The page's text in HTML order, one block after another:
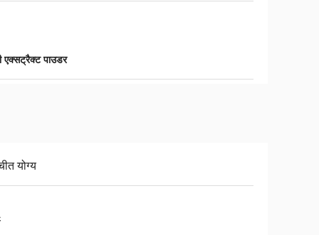
एक्सट्रैक्ट पाउडर
योग्य